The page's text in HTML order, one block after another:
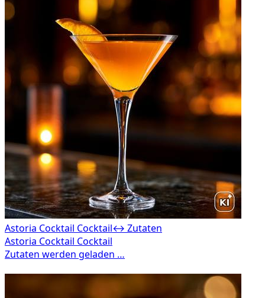
Astoria Cocktail Cocktail↔ Zutaten